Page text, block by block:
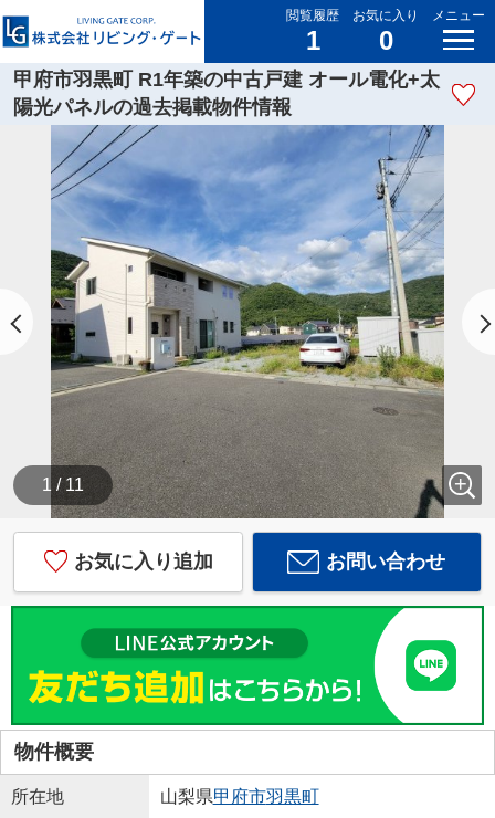
閲覧履歴
1
お気に入り
0
メニュー
甲府市羽黒町 R1年築の中古戸建 オール電化+太
陽光パネルの過去掲載物件情報
1 / 11
お気に入り追加 お問い合わせ
物件概要
所在地 山梨県甲府市羽黒町